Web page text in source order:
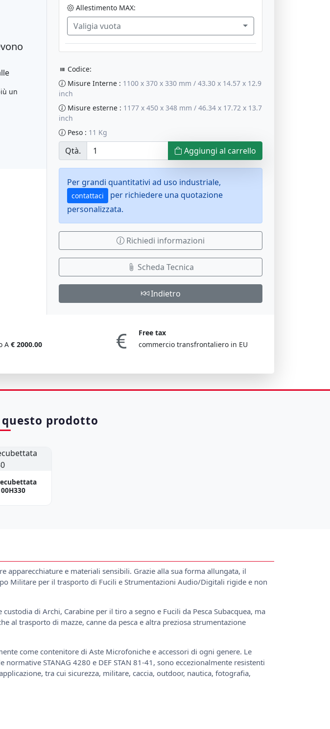
un
Allestimento MAX:
Valigia vuota
Codice:
Misure Interne : 1100 x 370 x 330 mm / 43.30 x 14.57 x 12.9
inch
Misure esterne : 1177 x 450 x 348 mm / 46.34 x 17.72 x 13.7
inch
Peso : 11 Kg
Qtà. Aggiungi al carrello
Per grandi quantitativi ad uso industriale,
contattaci
per richiedere una quotazione
personalizzata.
Richiedi informazioni
Scheda Tecnica
Indietro
A € 2000.00
Free tax
commercio transfrontaliero in EU
prodotto
apparecchiature e materiali sensibili. Grazie alla sua forma allungata, il
Militare per il trasporto di Fucili e Strumentazioni Audio/Digitali rigide e non
di Archi, Carabine per il tiro a segno e Fucili da Pesca Subacquea, ma
al trasporto di mazze, canne da pesca e altra preziosa strumentazione
come contenitore di Aste Microfoniche e accessori di ogni genere. Le
STANAG 4280 e DEF STAN 81-41, sono eccezionalmente resistenti
tra cui sicurezza, militare, caccia, outdoor, nautica, fotografia,